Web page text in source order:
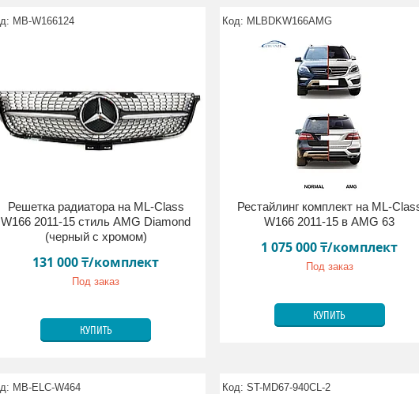
MB-W166124
Решетка радиатора на ML-Class
W166 2011-15 стиль AMG Diamond
(черный с хромом)
131 000 ₸/комплект
Под заказ
КУПИТЬ
MLBDKW166AMG
Рестайлинг комплект на ML-
W166 2011-15 в AMG 63
1 075 000 ₸/комплект
Под заказ
КУПИТЬ
MB-ELC-W464 ST-MD67-940CL-2